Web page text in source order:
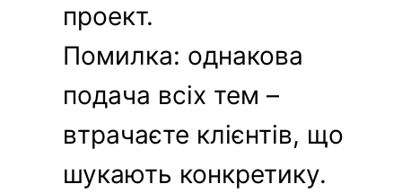
проект.
Помилка: однакова
подача всіх тем –
втрачаєте клієнтів, що
шукають конкретику.